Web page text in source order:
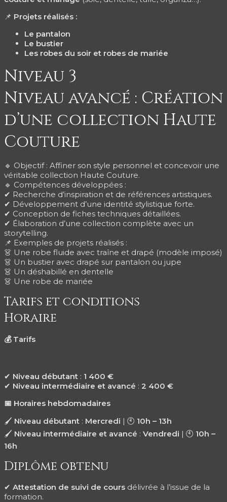
📌 Projets réalisés :
Le pantalon
Le bustier
Les robes du soir et robes de mariée
Niveau 3
Niveau avancé : Création
d’une collection Haute
Couture
🔹 Objectif : Affiner son style personnel et concevoir une
véritable collection Haute Couture.
🔹 Compétences développées :
✔ Recherche d’inspiration et de références artistiques.
✔ Développement d’une identité stylistique forte.
✔ Conception de fiches techniques détaillées.
✔ Élaboration d’une collection complète avec un
storytelling.
📌 Exemples de projets réalisés :
👗 Une robe fluide avec traîne et drapé (modèle imposé)
👗 Un bustier avec drapé sur pantalon ou jupe
👗 Un déshabillé en dentelle
👗 Une robe de mariée
Tarifs et conditions
Horaire
💰Tarifs
✔ Niveau débutant : 1 400 €
✔ Niveau intermédiaire et avancé : 2 400 €
📅 Horaires hebdomadaires
🖌 Niveau débutant : Mercredi | 🕙 10h – 13h
🖌 Niveau intermédiaire et avancé : Vendredi | 🕙 10h –
16h
Diplôme obtenu
✔ Attestation de suivi de cours délivrée à l’issue de la
formation.